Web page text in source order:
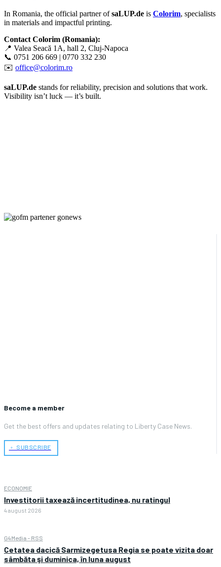
Become a member
Get the best offers and updates relating to Liberty Case News.
﹢ SUBSCRIBE
ECONOMIE
Investitorii taxează incertitudinea, nu ratingul
4 august 2026
G4Media - RSS
Cetatea dacică Sarmizegetusa Regia se poate vizita doar
sâmbăta şi duminica, în luna august
In Romania, the official partner ofsaLUP.de is Colorim, specialists
in materials and impactful printing.
Contact Colorim (Romania):
📍 Valea Seacă 1A, hall 2, Cluj-Napoca
📞 0751 206 669 | 0770 332 230
✉️ office@colorim.ro
saLUP.de stands for reliability, precision and solutions that work.
Visibility isn’t luck — it’s built.